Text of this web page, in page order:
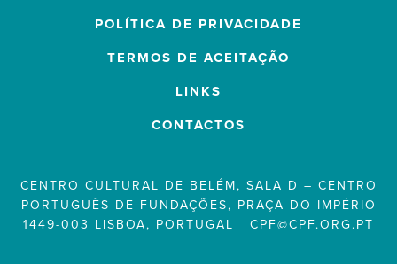
POLÍTICA DE PRIVACIDADE
TERMOS DE ACEITAÇÃO
LINKS
CONTACTOS
CENTRO CULTURAL DE BELÉM, SALA D – CENTRO
PORTUGUÊS DE FUNDAÇÕES, PRAÇA DO IMPÉRIO
1449-003 LISBOA, PORTUGAL
CPF@CPF.ORG.PT